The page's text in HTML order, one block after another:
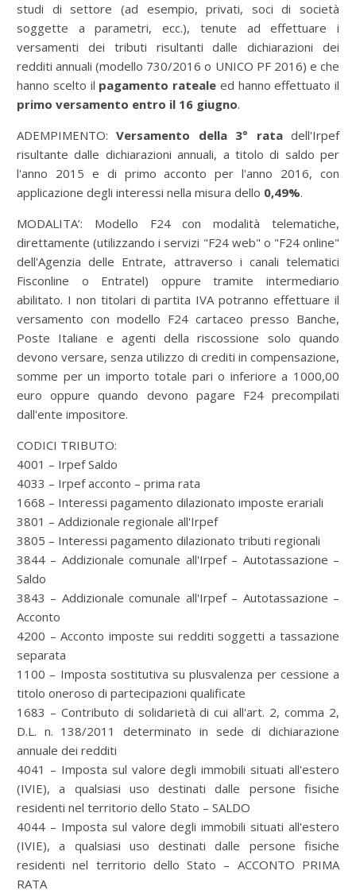
studi di settore (ad esempio, privati, soci di società
soggette a parametri, ecc.), tenute ad effettuare i
versamenti dei tributi risultanti dalle dichiarazioni dei
redditi annuali (modello 730/2016 o UNICO PF 2016) e che
hanno scelto il pagamento rateale ed hanno effettuato il
primo versamento entro il 16 giugno.
ADEMPIMENTO:Versamento della 3° ratadell'Irpef
risultante dalle dichiarazioni annuali, a titolo di saldo per
l'anno 2015 e di primo acconto per l'anno 2016, con
applicazione degli interessi nella misura dello 0,49%.
MODALITA’: Modello F24 con modalità telematiche,
direttamente (utilizzando i servizi "F24 web" o "F24 online"
dell'Agenzia delle Entrate, attraverso i canali telematici
Fisconline o Entratel) oppure tramite intermediario
abilitato. I non titolari di partita IVA potranno effettuare il
versamento con modello F24 cartaceo presso Banche,
Poste Italiane e agenti della riscossione solo quando
devono versare, senza utilizzo di crediti in compensazione,
somme per un importo totale pari o inferiore a 1000,00
euro oppure quando devono pagare F24 precompilati
dall'ente impositore.
CODICI TRIBUTO:
4001 – Irpef Saldo
4033 – Irpef acconto – prima rata
1668 – Interessi pagamento dilazionato imposte erariali
3801 – Addizionale regionale all'Irpef
3805 – Interessi pagamento dilazionato tributi regionali
3844 – Addizionale comunale all'Irpef – Autotassazione –
Saldo
3843 – Addizionale comunale all'Irpef – Autotassazione –
Acconto
4200 – Acconto imposte sui redditi soggetti a tassazione
separata
1100 – Imposta sostitutiva su plusvalenza per cessione a
titolo oneroso di partecipazioni qualificate
1683 – Contributo di solidarietà di cui all'art. 2, comma 2,
D.L. n. 138/2011 determinato in sede di dichiarazione
annuale dei redditi
4041 – Imposta sul valore degli immobili situati all'estero
(IVIE), a qualsiasi uso destinati dalle persone fisiche
residenti nel territorio dello Stato – SALDO
4044 – Imposta sul valore degli immobili situati all'estero
(IVIE), a qualsiasi uso destinati dalle persone fisiche
residenti nel territorio dello Stato – ACCONTO PRIMA
RATA